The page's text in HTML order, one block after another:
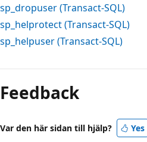
sp_dropuser (Transact-SQL)
sp_helprotect (Transact-SQL)
sp_helpuser (Transact-SQL)
Feedback
Var den här sidan till hjälp? Yes